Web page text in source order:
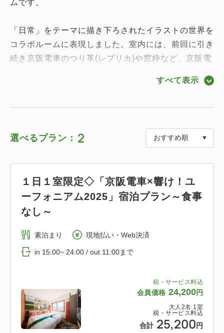
ムです。
「日常」をテーマに描き下ろされたイラストの世界を
コラボルームに表現しました。室内には、前回に引き
続き京阪電車のつり革(レプリカ)や窓枠など、京阪電
室に備え付けている自撮り棒を使って、皆で一緒にお
品のブルーレイディスクとプレイヤーもご用意しま
す。
●宿泊者限定ノベルティグッズ：A4クリアファイル
（先着400名様）
※泊数に関わらず1名さまにつき1枚 ※添い寝のお
■室内装飾
キービジュアルデザインのマグカップ、デフォルメイ
ラストを使用したクッション
鏡の装飾、ニデック京都タワー展望室にて販売予定の
すべて表示
選べるプラン： 2
税・サービス料込
会員価格 24,200円
大人 2名 1 室
税・サービス料込
合計 25,200 円
１日１室限定◇「京阪電車×響け！ユ
ーフォニアム2025」宿泊プラン～食事
なし～
素泊まり 現地払い・Web決済
in 15:00~ 24:00 / out 11:00まで